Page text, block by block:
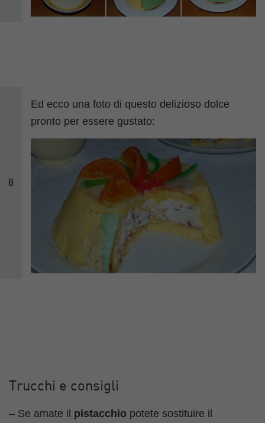
8
Ed ecco una foto di questo delizioso dolce
pronto per essere gustato:
Trucchi e consigli
– Se amate il pistacchio potete sostituire il